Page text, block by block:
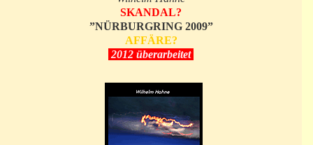
SKANDAL?
”NÜRBURGRING 2009”
AFFÄRE?
2012 überarbeitet